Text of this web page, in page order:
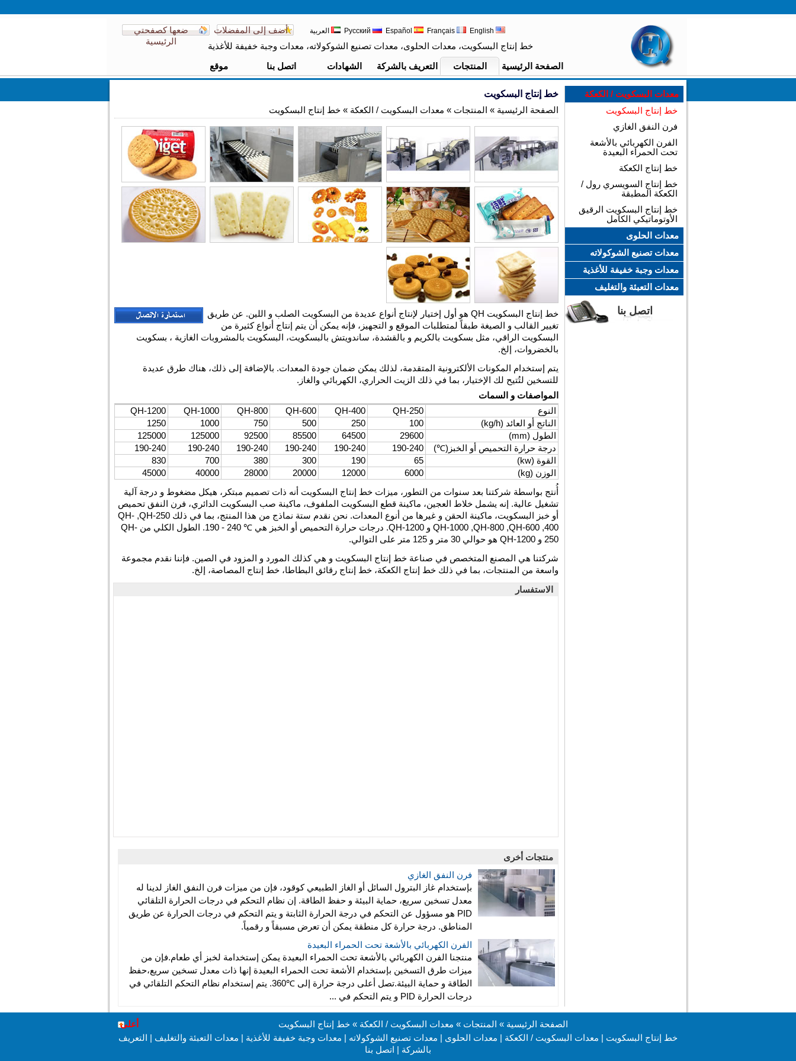
ضعها كصفحتي
الرئيسية
أضف إلى المفضلات العربية
خط إنتاج البسكويت، معدات الحلوى، معدات تصنيع الشوكولاته، معدات وجبة خفيفة للأغذية
الصفحة الرئيسية
المنتجات التعريف بالشركة الشهادات اتصل بنا موقع
معدات البسكويت / الكعكة
خط إنتاج البسكويت
فرن النفق الغازي
الفرن الكهربائي بالأشعة
تحت الحمراء البعيدة
خط إنتاج الكعكة
خط إنتاج السويسري رول /
الكعكة المطبقة
خط إنتاج البسكويت الرقيق
الأوتوماتيكي الكامل
معدات الحلوى
معدات تصنيع الشوكولاته
معدات وجبة خفيفة للأغذية
معدات التعبئة والتغليف
اتصل بنا
خط إنتاج البسكويت
الصفحة الرئيسية » المنتجات » معدات البسكويت / الكعكة » خط إنتاج البسكويت
خط إنتاج البسكويت QH هو أول إختيار لإنتاج أنواع عديدة من البسكويت الصلب و اللين. عن طريق
تغيير القالب و الصيغة طبقاً لمتطلبات الموقع و التجهيز، فإنه يمكن أن يتم إنتاج أنواع كثيرة من
البسكويت الراقي، مثل بسكويت بالكريم و بالقشدة، ساندويتش بالبسكويت، البسكويت بالمشروبات الغازية ، بسكويت
بالخضروات، إلخ.
يتم إستخدام المكونات الألكترونية المتقدمة، لذلك يمكن ضمان جودة المعدات. بالإضافة إلى ذلك، هناك طرق عديدة
للتسخين لتُتيح لك الإختيار، بما في ذلك الزيت الحراري، الكهربائي والغاز.
المواصفات و السمات
النوع
QH-250
QH-400
QH-600
QH-800
QH-1000
QH-1200
الناتج أو العائد (kg/h)
100
250
500
750
1000
1250
الطول (mm)
29600
64500
85500
92500
125000
125000
درجة حرارة التحميص أو الخبز(℃
)
190-240
190-240
190-240
190-240
190-240
190-240
القوة (kw)
65
190
300
380
700
830
الوزن (kg)
6000
12000
20000
28000
40000
45000
أُنتج بواسطة شركتنا بعد سنوات من التطور، ميزات خط إنتاج البسكويت أنه ذات تصميم مبتكر، هيكل مضغوط و درجة آلية
تشغيل عالية. إنه يشمل خلاط العجين، ماكينة قطع البسكويت الملفوف، ماكينة صب البسكويت الدائري، فرن النفق تحميص
أو خبز البسكويت، ماكينة الحقن و غيرها من أنوع المعدات. نحن نقدم ستة نماذج من هذا المنتج، بما في ذلك QH-250
,
QH-
400
,
QH-600
,
QH-800
,
QH-1000 و QH-1200. درجات حرارة التحميص أو الخبز هي 190 - 240 ℃
. الطول الكلي من QH-
250 و QH-1200 هو حوالي 30 متر و 125 متر على التوالي.
شركتنا هي المصنع المتخصص في صناعة خط إنتاج البسكويت و هي كذلك المورد و المزود في الصين. فإننا نقدم مجموعة
واسعة من المنتجات، بما في ذلك خط إنتاج الكعكة، خط إنتاج رقائق البطاطا، خط إنتاج المصاصة، إلخ.
الاستفسار
منتجات أخرى
فرن النفق الغازي
بإستخدام غاز البترول السائل أو الغاز الطبيعي كوقود، فإن من ميزات فرن النفق الغاز لدينا له
معدل تسخين سريع، حماية البيئة و حفظ الطاقة. إن نظام التحكم في درجات الحرارة التلقائي
PID هو مسؤول عن التحكم في درجة الحرارة الثابتة و يتم التحكم في درجات الحرارة عن طريق
المناطق. درجة حرارة كل منطقة يمكن أن تعرض مسبقاً و رقمياً.
الفرن الكهربائي بالأشعة تحت الحمراء البعيدة
منتجنا الفرن الكهربائي بالأشعة تحت الحمراء البعيدة يمكن إستخدامة لخبز أي طعام.فإن من
ميزات طرق التسخين بإستخدام الأشعة تحت الحمراء البعيدة إنها ذات معدل تسخين سريع،حفظ
الطاقة و حماية البيئة.تصل أعلى درجة حرارة إلى 360℃. يتم إستخدام نظام التحكم التلقائي في
درجات الحرارة PID و يتم التحكم في ...
الصفحة الرئيسية » المنتجات » معدات البسكويت / الكعكة » خط إنتاج البسكويت
أعلى
خط إنتاج البسكويت | معدات البسكويت / الكعكة | معدات الحلوى | معدات تصنيع الشوكولاته | معدات وجبة خفيفة للأغذية | معدات التعبئة والتغليف | التعريف
بالشركة | اتصل بنا